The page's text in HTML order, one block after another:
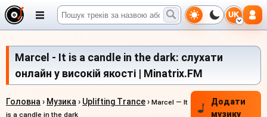
UK
Marcel - It is a candle in the dark: слухати
онлайн у високій якості | Minatrix.FM
Головна › Музика › Uplifting Trance› Marcel — It
is a candle in the dark
Додати
музику